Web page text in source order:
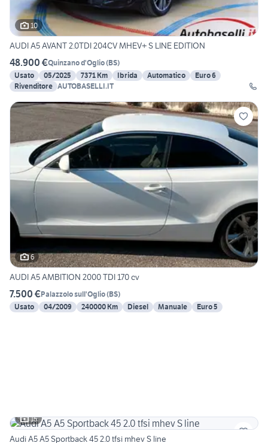
10
AUDI A5 AVANT 2.0TDI 204CV MHEV+ S LINE EDITION
48.900 €Quinzano d'Oglio(BS)
Usato
05/2025 7371 Km Ibrida Automatico
Euro 6
Rivenditore AUTOBASELLI.IT
6
AUDI A5 AMBITION 2000 TDI 170 cv
7.500 €Palazzolo sull'Oglio(BS)
Usato
04/2009 240000 Km Diesel Manuale Euro 5
15
Audi A5 A5 Sportback 45 2.0 tfsi mhev S line